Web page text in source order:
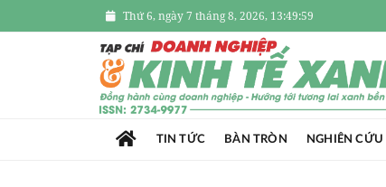
Thứ 6, ngày 7 tháng 8, 2026, 13:50:00
TIN TỨC BÀN TRÒN NGHIÊN